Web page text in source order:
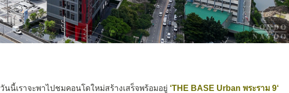
วันนี้เราจะพาไปชมคอนโดใหม่สร้างเสร็จพร้อมอยู่ ‘THE BASE Urban พระราม 9‘